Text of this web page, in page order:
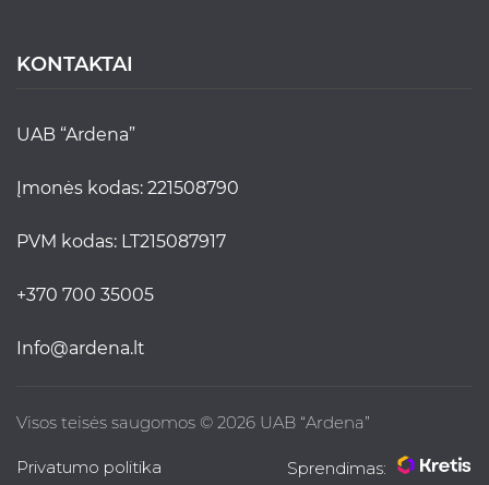
KONTAKTAI
UAB “Ardena”
Įmonės kodas: 221508790
PVM kodas: LT215087917
+370 700 35005
info@ardena.lt
Visos teisės saugomos © 2026 UAB “Ardena”
Privatumo politika Sprendimas: